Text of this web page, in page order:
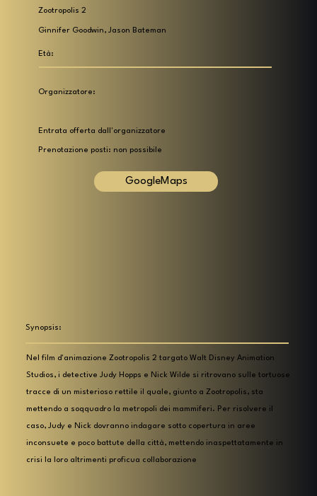
Entrata offerta dall'organizzatore
Zootropolis 2
Ginnifer Goodwin, Jason Bateman
Età:
Organizzatore:
Prenotazione posti: non possibile
GoogleMaps
Synopsis:
Nel film d'animazione Zootropolis 2 targato Walt Disney Animation
Studios, i detective Judy Hopps e Nick Wilde si ritrovano sulle tortuose
tracce di un misterioso rettile il quale, giunto a Zootropolis, sta
mettendo a soqquadro la metropoli dei mammiferi. Per risolvere il
caso, Judy e Nick dovranno indagare sotto copertura in aree
inconsuete e poco battute della città, mettendo inaspettatamente in
crisi la loro altrimenti proficua collaborazione